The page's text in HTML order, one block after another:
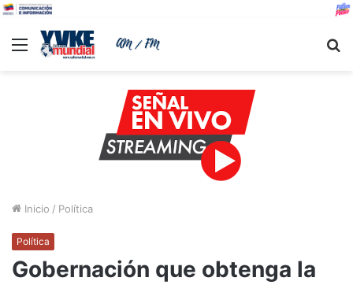
Menu
Inicio / Política
Política
Gobernación que obtenga la